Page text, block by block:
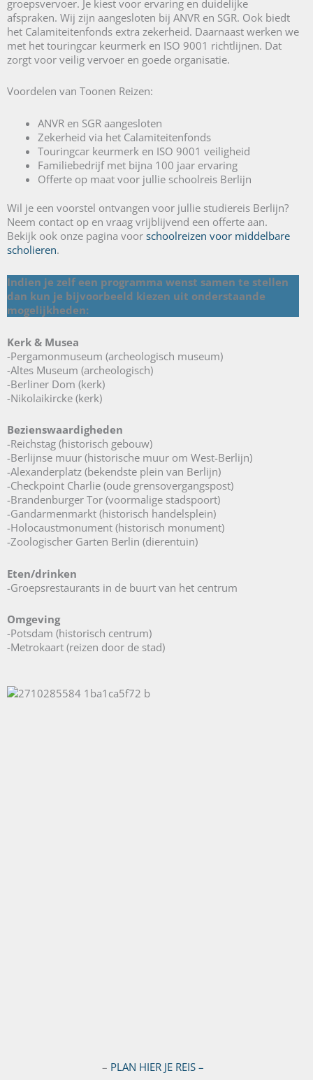
groepsvervoer. Je kiest voor ervaring en duidelijke
afspraken. Wij zijn aangesloten bij ANVR en SGR. Ook biedt
het Calamiteitenfonds extra zekerheid. Daarnaast werken we
met het touringcar keurmerk en ISO 9001 richtlijnen. Dat
zorgt voor veilig vervoer en goede organisatie.
Voordelen van Toonen Reizen:
ANVR en SGR aangesloten
Zekerheid via het Calamiteitenfonds
Touringcar keurmerk en ISO 9001 veiligheid
Familiebedrijf met bijna 100 jaar ervaring
Offerte op maat voor jullie schoolreis Berlijn
Wil je een voorstel ontvangen voor jullie studiereis Berlijn?
Neem contact op en vraag vrijblijvend een offerte aan.
Bekijk ook onze pagina voor schoolreizen voor middelbare
scholieren.
Indien je zelf een programma wenst samen te stellen
dan kun je bijvoorbeeld kiezen uit onderstaande
mogelijkheden:
Kerk & Musea
-Pergamonmuseum (archeologisch museum)
-Altes Museum (archeologisch)
-Berliner Dom (kerk)
-Nikolaikircke (kerk)
Bezienswaardigheden
-Reichstag (historisch gebouw)
-Berlijnse muur (historische muur om West-Berlijn)
-Alexanderplatz (bekendste plein van Berlijn)
-Checkpoint Charlie (oude grensovergangspost)
-Brandenburger Tor (voormalige stadspoort)
-Gandarmenmarkt (historisch handelsplein)
-Holocaustmonument (historisch monument)
-Zoologischer Garten Berlin (dierentuin)
Eten/drinken
-Groepsrestaurants in de buurt van het centrum
Omgeving
-Potsdam (historisch centrum)
-Metrokaart (reizen door de stad)
– PLAN HIER JE REIS –